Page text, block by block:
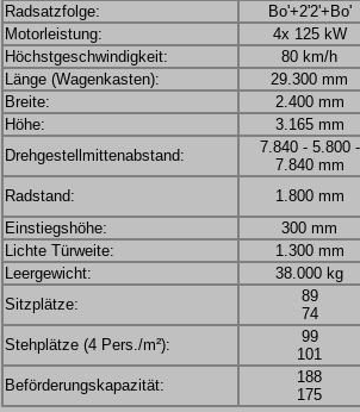
Radsatzfolge:
Bo'+2'2'+Bo'
Motorleistung:
4x 125 kW
Höchstgeschwindigkeit:
80 km/h
Länge (Wagenkasten):
29.300 mm
Breite:
2.400 mm
Höhe:
3.165 mm
Drehgestellmittenabstand:
7.840 - 5.800 -
7.840 mm
Radstand: 1.800 mm
Einstiegshöhe:
300 mm
Lichte Türweite:
1.300 mm
Leergewicht:
38.000 kg
Sitzplätze:
89
74
Stehplätze (4 Pers./m²):
99
101
Beförderungskapazität:
188
175